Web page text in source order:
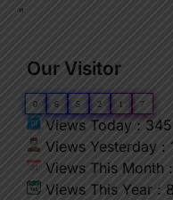
"
Our Visitor
0 6 5 2 1 7
Views Today : 345
Views Yesterday :
Views This Month
Views This Year :